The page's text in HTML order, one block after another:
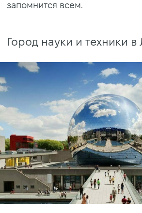
запомнится всем.
Город науки и техники в